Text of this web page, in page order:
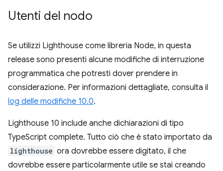
Utenti del nodo
Se utilizzi Lighthouse come libreria Node, in questa
release sono presenti alcune modifiche di interruzione
programmatica che potresti dover prendere in
considerazione. Per informazioni dettagliate, consulta il
log delle modifiche 10.0.
Lighthouse 10 include anche dichiarazioni di tipo
TypeScript complete. Tutto ciò che è stato importato da
lighthouse ora dovrebbe essere digitato, il che
dovrebbe essere particolarmente utile se stai creando